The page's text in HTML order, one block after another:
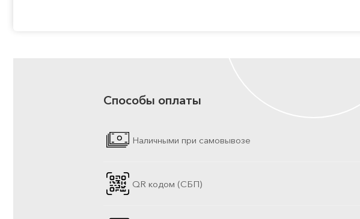
Способы оплаты
Наличными при самовывозе
QR кодом (СБП)